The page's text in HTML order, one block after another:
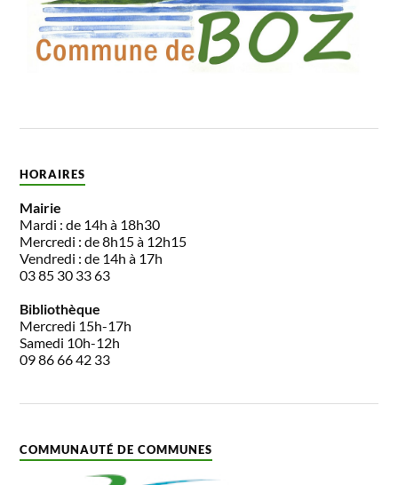
HORAIRES
Mairie
Mardi : de 14h à 18h30
Mercredi : de 8h15 à 12h15
Vendredi : de 14h à 17h
03 85 30 33 63
Bibliothèque
Mercredi 15h-17h
Samedi 10h-12h
09 86 66 42 33
COMMUNAUTÉ DE COMMUNES